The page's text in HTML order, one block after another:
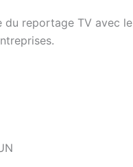
du reportage TV avec le